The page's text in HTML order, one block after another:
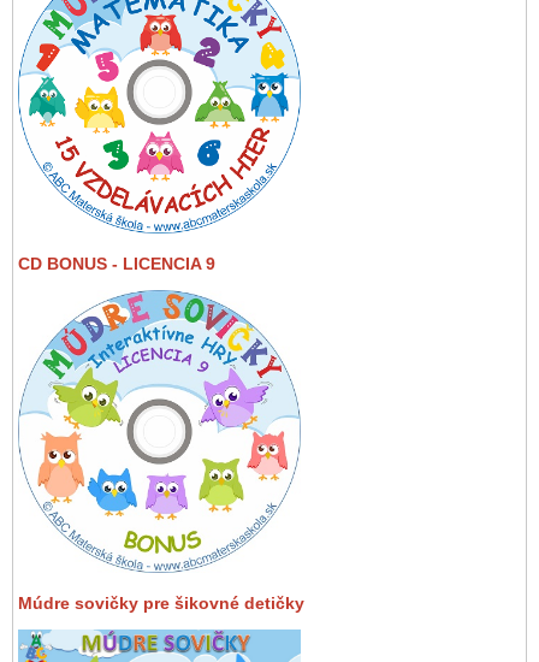
CD BONUS - LICENCIA 9
Múdre sovičky pre šikovné detičky